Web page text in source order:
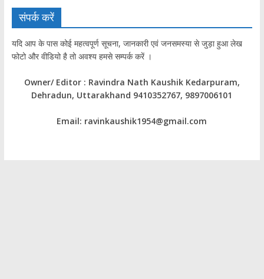
संपर्क करें
यदि आप के पास कोई महत्वपूर्ण सूचना, जानकारी एवं जनसमस्या से जुड़ा हुआ लेख
फोटो और वीडियो है तो अवश्य हमसे सम्पर्क करें ।
Owner/ Editor : Ravindra Nath Kaushik Kedarpuram,
Dehradun, Uttarakhand 9410352767, 9897006101
Email: ravinkaushik1954@gmail.com